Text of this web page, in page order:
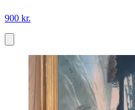
900 kr.